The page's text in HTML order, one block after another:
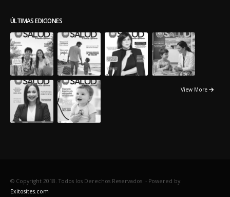
ÚLTIMAS EDICIONES
© Copyright 2018. Todos los Derechos Reservados. -